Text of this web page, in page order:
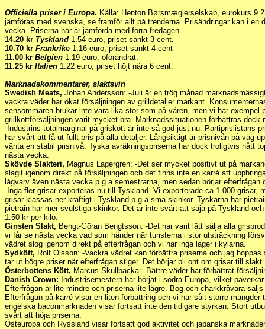
Officiella priser i Europa. Källa: Henton Børsmæglerselskab, eurokurs
jämföras med svenska, se framför allt på trenderna. Prisändringar kan i en
vecka. Priserna här är jämförda med förra fredagen.
14.20 kr Tyskland 1.54 euro, priset sänkt 3 cent.
10.70 kr Frankrike 1.16 euro, priset sänkt 4 cent
11.00 kr Belgien 1.19 euro, oförändrat.
11.25 kr Italien 1.22 euro, priset höjt nära 6 cent.
Marknadskommentarer, slaktsvin
Swedish Meats, Johan Andersson: -Juli är en trög månad
vackra väder har ökat försäljningen av grilldetaljer markant.
sensommaren brukar inte vara lika stor som på våren, men vi har exempel
grillköttförsäljningen varit mycket bra. Marknadssituationen förbättras dock
-Industrins totalmarginal på griskött är inte så god just nu. Partiprislistans
har svårt att få ut fullt pris på alla detaljer. Långsiktigt är prisnivån på väg
vänta en stabil prisnivå. Tyska avräkningspriserna har dock troligtvis nått
nästa vecka.
Skövde Slakteri, Magnus Lagergren: -Det ser mycket positivt ut på
slagit igenom direkt på försäljningen och det finns inte en karré att
lågvarv även nästa vecka p g a semestrarna, men sedan börjar efterfrågan
-Inga fler grisar exporteras nu till Tyskland. Vi exporterade ca 1 000 grisar,
grisar klassas ner kraftigt i Tyskland p g a små skinkor. Tyskarna har
pietrain har mer svulstiga skinkor. Det är inte svårt att säja på Tyskland
1.50 kr per kilo.
Ginsten Slakt, Bengt-Göran Bengtsson: -Det har varit lätt sälja alla
vi får se nästa vecka vad som händer när turisterna i stor utsträckning
vädret slog igenom direkt på efterfrågan och vi har inga lager i kylarna.
Sydkött, Rolf Olsson: -Vackra vädret kan förbättra priserna och jag
tar ut högre priser när efterfrågan stiger. Det börjar bli ont om grisar till slakt.
Österbottens Kött, Marcus Skullbacka: -Bättre väder har förbättrat
Danish Crown: Industrisemestern har börjat i södra Europa, vilket
Efterfrågan är lite mindre och priserna lite lägre. Bog och charkkråvara
Efterfrågan på karré visar en liten förbättring och vi har sålt större mängder
engelska baconmarknaden visar fortsatt inte den tidigare styrkan. Stort
svårt att höja priserna.
Östeuropa och Ryssland visar fortsatt god aktivitet och japanska